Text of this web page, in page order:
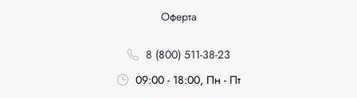
Оферта
8 (800) 511-38-23
09:00 - 18:00, Пн - Пт